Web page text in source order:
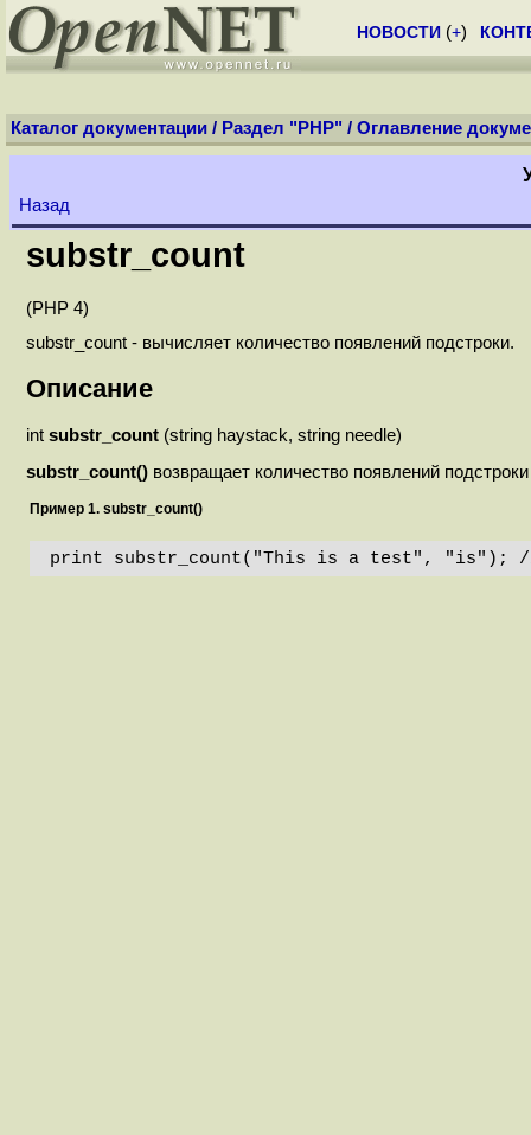
НОВОСТИ (+)
Каталог документации / Раздел "PHP" / Оглавление
Назад
substr_count
(PHP 4)
substr_count - вычисляет количество появлений подстроки.
Описание
int substr_count (string haystack, string needle)
substr_count() возвращает количество появлений
Пример 1. substr_count()
print substr_count("This is a test", "is"); //